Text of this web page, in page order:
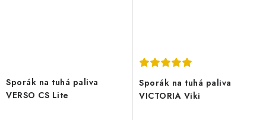
Sporák na tuhá paliva
VERSO CS Lite
Sporák na tuhá paliva
VICTORIA Viki